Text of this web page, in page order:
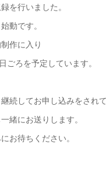
を行いました。
動です。
作に入り
ごろを予定しています。
続してお申し込みをされ
緒にお送りします。
お待ちください。